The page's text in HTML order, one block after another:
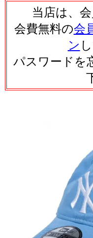
当店は、
会費無料の会
ン
パスワードを